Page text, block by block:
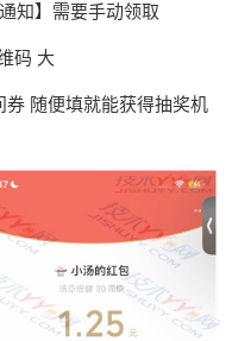
知】需要手动领取
码 大
随便填就能获得抽奖机